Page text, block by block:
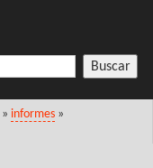
Buscar
»informes »